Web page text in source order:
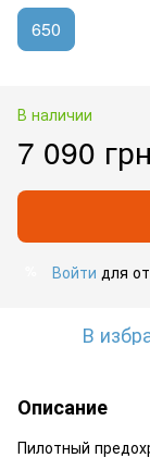
650
В наличии
7 090
Войти для
В
Описание
Пилотный